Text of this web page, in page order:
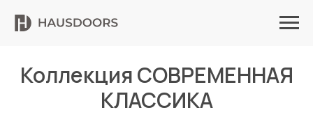
Коллекция СОВРЕМЕННАЯ
КЛАССИКА